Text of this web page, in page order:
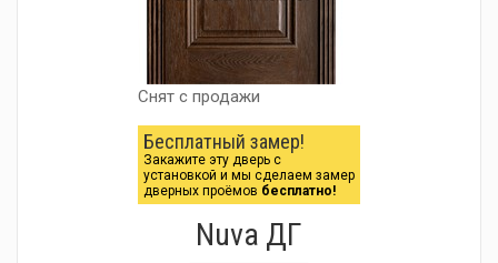
Снят с продажи
Бесплатный замер!
Закажите эту дверь с
установкой и мы сделаем замер
дверных проёмов бесплатно!
Nuva ДГ